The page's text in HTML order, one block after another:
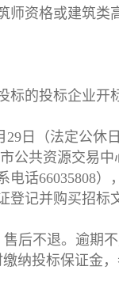
师资格或建筑类
标的投标企业
29日（法定公
公共资源交易
电话66035808
登记并购买招
后不退。逾期
纳投标保证金